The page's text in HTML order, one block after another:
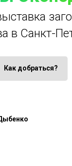
в Санкт-
Как добраться?